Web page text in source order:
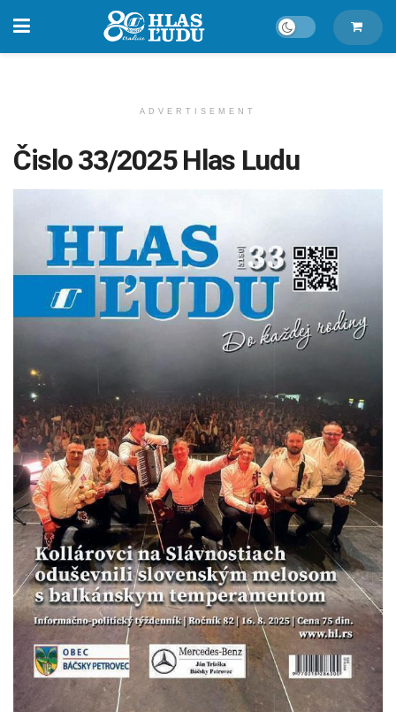
ADVERTISEMENT
Čislo 33/2025 Hlas Ludu